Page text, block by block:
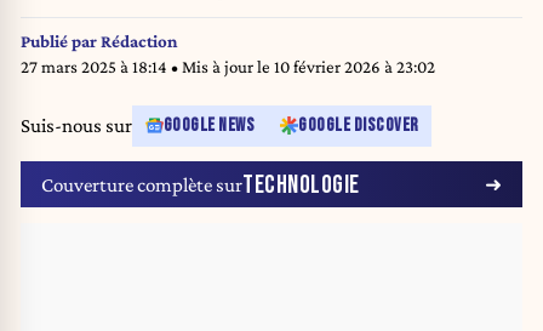
Publié parRédaction
27 mars 2025 à 18:14 • Mis à jour le 10 février 2026 à 23:02
Suis-nous sur GOOGLE NEWS GOOGLE DISCOVER
Couverture complète surTECHNOLOGIE